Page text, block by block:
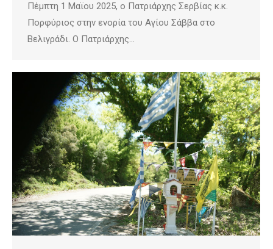
Πέμπτη 1 Μαϊου 2025, ο Πατριάρχης Σερβίας κ.κ.
Πορφύριος στην ενορία του Αγίου Σάββα στο
Βελιγράδι. Ο Πατριάρχης…